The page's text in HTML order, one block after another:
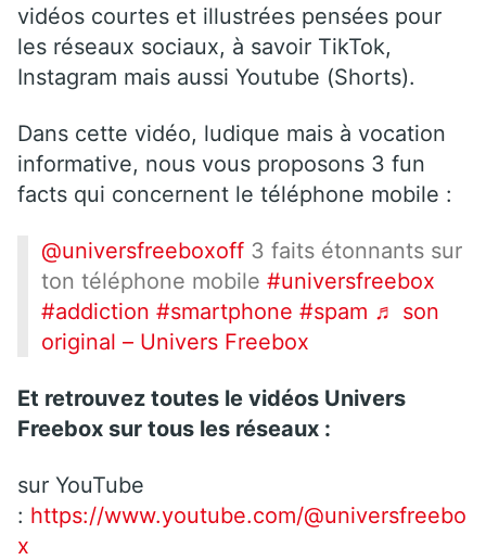
vidéos courtes et illustrées pensées pour
les réseaux sociaux, à savoir TikTok,
Instagram mais aussi Youtube (Shorts).
Dans cette vidéo, ludique mais à vocation
informative, nous vous proposons 3 fun
facts qui concernent le téléphone mobile :
@universfreeboxoff 3 faits étonnants sur
ton téléphone mobile #universfreebox
#addiction #smartphone #spam ♬ son
original – Univers Freebox
Et retrouvez toutes le vidéos Univers
Freebox sur tous les réseaux :
sur YouTube
: https://www.youtube.com/@universfreebo
x